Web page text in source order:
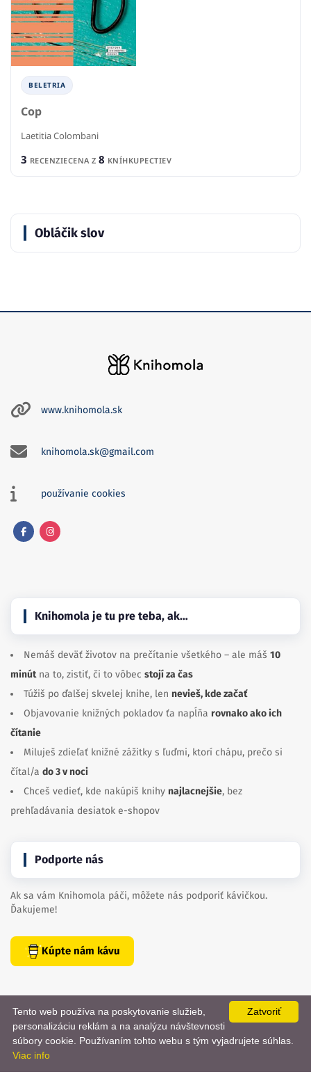
BELETRIA
Cop
Laetitia Colombani
3 RECENZIECENA Z 8 KNÍHKUPECTIEV
Obláčik slov
www.knihomola.sk
knihomola.sk@gmail.com
používanie cookies
Knihomola je tu pre teba, ak…
Nemáš deväť životov na prečítanie všetkého – ale máš 10
minútna to, zistiť, či to vôbec stojí za čas
Túžiš po ďalšej skvelej knihe, len nevieš, kde začať
Objavovanie knižných pokladov ťa napĺňa rovnako ako ich
čítanie
Miluješ zdieľať knižné zážitky s ľuďmi, ktorí chápu, prečo si
čítal/a do 3 v noci
Chceš vedieť, kde nakúpiš knihy najlacnejšie, bez
prehľadávania desiatok e-shopov
Podporte nás
Ak sa vám Knihomola páči, môžete nás podporiť kávičkou.
Ďakujeme!
Kúpte nám kávu
📨
Zatvoriť
Tento web používa na poskytovanie služieb,
personalizáciu reklám a na analýzu návštevnosti
súbory cookie. Používaním tohto webu s tým vyjadrujete súhlas.
Viac info